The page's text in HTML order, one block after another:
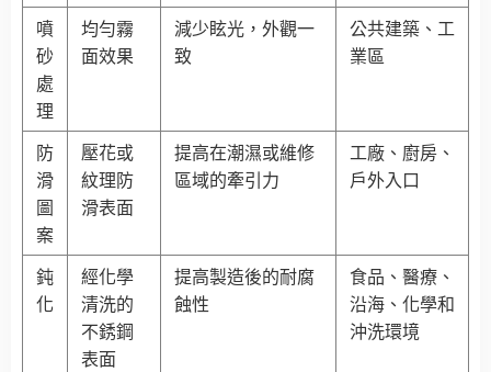
噴
砂
處
理
均勻霧
面效果
減少眩光，外觀一
致
公共建築、工
業區
防
滑
圖
案
壓花或
紋理防
滑表面
提高在潮濕或維修
區域的牽引力
工廠、廚房、
戶外入口
鈍
化
經化學
清洗的
不銹鋼
表面
提高製造後的耐腐
蝕性
食品、醫療、
沿海、化學和
沖洗環境